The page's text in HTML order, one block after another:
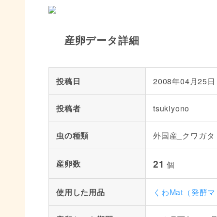
産卵データ詳細
投稿日 2008年04月25日
投稿者 tsukiyono
虫の種類 外国産_クワガタ
産卵数 21 個
使用した用品 くわMat（発酵